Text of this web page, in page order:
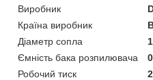
Виробник
Країна виробник
Діаметр сопла
Ємність бака розпилювача
Робочий тиск